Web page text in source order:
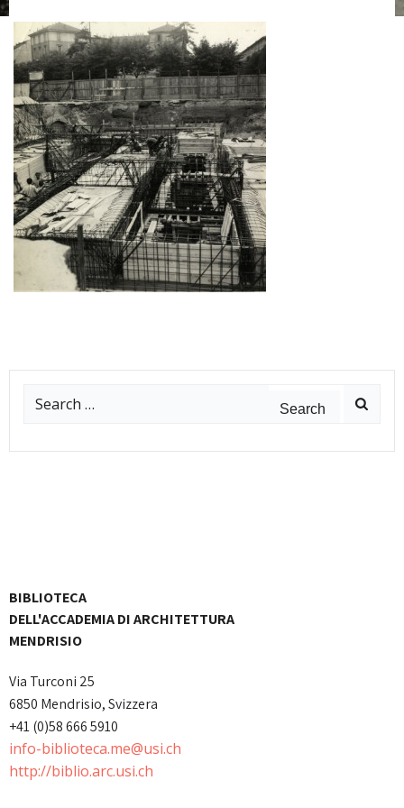
Search
BIBLIOTECA
DELL'ACCADEMIA DI ARCHITETTURA
MENDRISIO
Via Turconi 25
6850 Mendrisio, Svizzera
+41 (0)58 666 5910
info-biblioteca.me@usi.ch
http://biblio.arc.usi.ch